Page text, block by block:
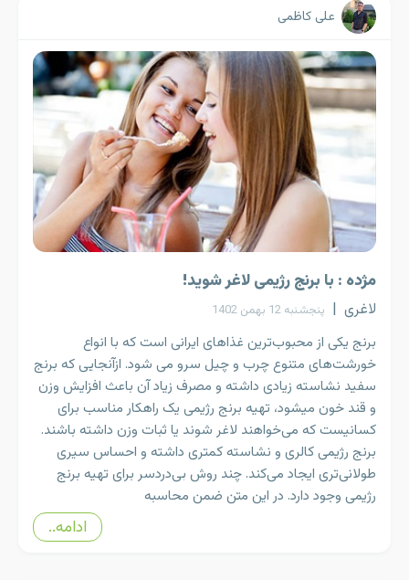
علی کاظمی
مژده : با برنج رژیمی لاغر شوید!
لاغری | پنجشنبه 12 بهمن 1402
برنج یکی از محبوب‌ترین غذاهای ایرانی است که با انواع
خورشت‌های متنوع چرب و چیل سرو می شود. ازآنجایی که برنج
سفید نشاسته زیادی داشته و مصرف زیاد آن باعث افزایش وزن
و قند خون میشود، تهیه برنج رژیمی یک راهکار مناسب برای
کسانیست که می‌خواهند لاغر شوند یا ثبات وزن داشته باشند.
برنج رژیمی کالری و نشاسته کمتری داشته و احساس سیری
طولانی‌تری ایجاد می‌کند. چند روش بی‌دردسر برای تهیه برنج
رژیمی وجود دارد. در این متن ضمن محاسبه
ادامه..